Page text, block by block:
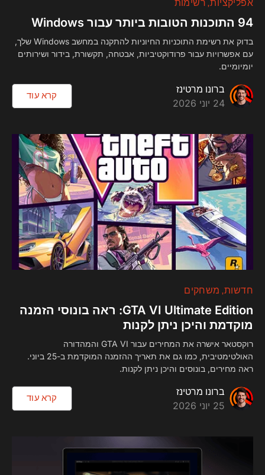
אפליקציות רשימות
94 התוכנות הטובות ביותר עבור Windows
בדוק את רשימת התוכניות החיוניות להתקנה במחשב Windows שלך,
עם אפשרויות עבור פרודוקטיביות, אבטחה, תקשורת, בידור ושירותים
יומיומיים.
ברונו מרטינז
24 יוני 2026
קרא עוד
חדשות משחקים
GTA VI Ultimate Edition: ראה בונוסי הזמנה
מוקדמת והיכן ניתן לקנות
רוקסטאר אישרה את המחירים עבור GTA VI והמהדורה
האולטימטיבית, כמו גם את תאריך ההזמנה המוקדמת ב-25 ביוני.
ראה מחירים, בונוסים והיכן ניתן לקנות.
ברונו מרטינז
25 יוני 2026
קרא עוד